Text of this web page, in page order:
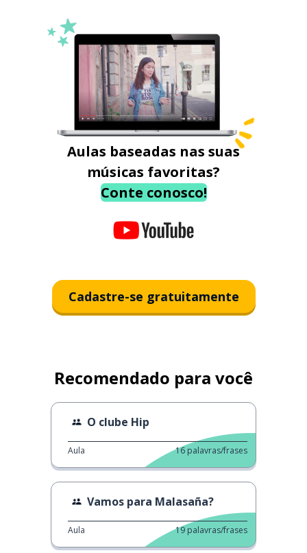
Aulas baseadas nas suas
músicas favoritas?
Conte conosco!
Cadastre-se gratuitamente
Recomendado para você
O clube Hip
Aula 16 palavras/frases
Vamos para Malasaña?
Aula 19 palavras/frases